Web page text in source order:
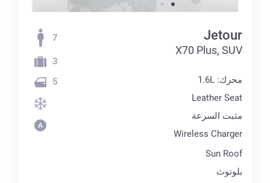
Jetour
X70 Plus, SUV
محرك: 1.6L
Leather Seat
مثبت السرعة
Wireless Charger
Sun Roof
بلوتوث
7
3
5